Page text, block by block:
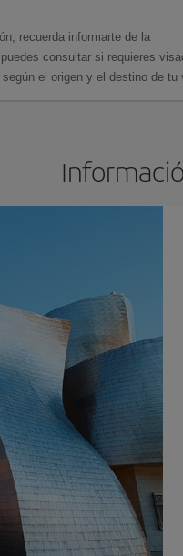
recuerda informarte de la
consultar si requieres
el origen y el destino de tu